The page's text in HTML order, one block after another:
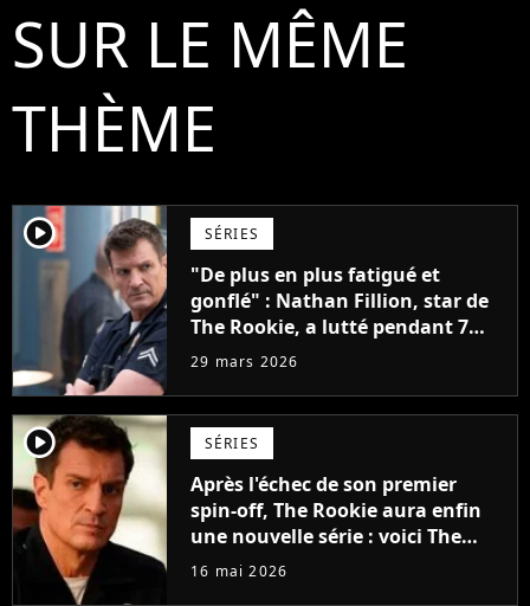
SUR LE MÊME
THÈME
player2 SÉRIES
"De plus en plus fatigué et
gonflé" : Nathan Fillion, star de
The Rookie, a lutté pendant 7
ans avec un rôle qui le détruisait
29 mars 2026
player2 SÉRIES
Après l'échec de son premier
spin-off, The Rookie aura enfin
une nouvelle série : voici The
Rookie : North
16 mai 2026